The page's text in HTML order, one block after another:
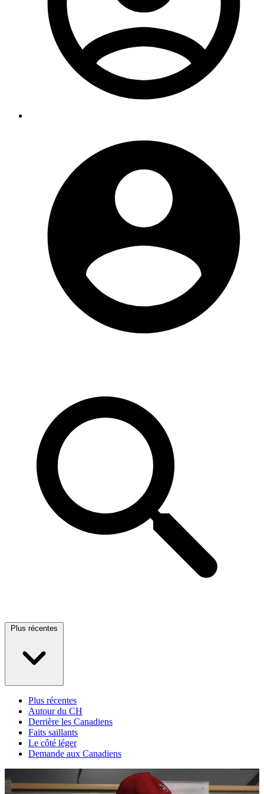
Plus récentes
Plus récentes
Autour du CH
Derrière les Canadiens
Faits saillants
Le côté léger
Demande aux Canadiens